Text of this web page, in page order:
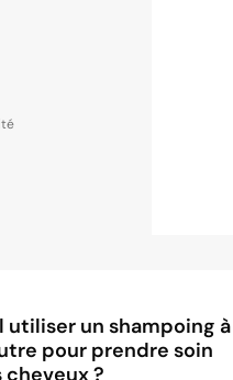
utiliser un shampoing à
pour prendre soin
cheveux ?